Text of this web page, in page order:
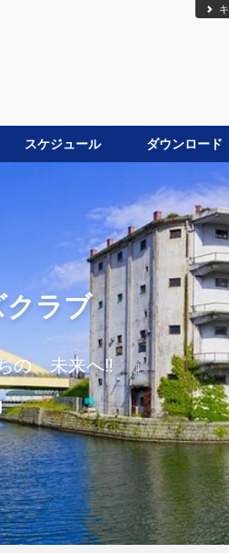
スケジュール ダウンロード
ラブ
の 未来へ‼ 』